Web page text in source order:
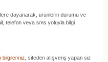
dayanarak, ürünlerin durumu ve
telefon veya sms yoluyla bilgi
bilgileriniz , siteden alışveriş yapan siz